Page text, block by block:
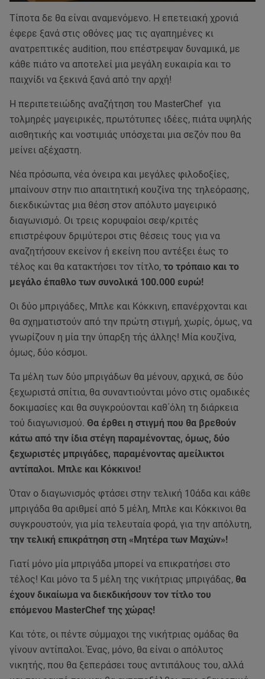
Τίποτα δε θα είναι αναμενόμενο. Η επετειακή χρονιά
έφερε ξανά στις οθόνες μας τις αγαπημένες κι
ανατρεπτικές audition, που επέστρεψαν δυναμικά, με
κάθε πιάτο να αποτελεί μια μεγάλη ευκαιρία και το
παιχνίδι να ξεκινά ξανά από την αρχή!
Η περιπετειώδης αναζήτηση του MasterChef για
τολμηρές μαγειρικές, πρωτότυπες ιδέες, πιάτα υψηλής
αισθητικής και νοστιμιάς υπόσχεται μια σεζόν που θα
μείνει αξέχαστη.
Νέα πρόσωπα, νέα όνειρα και μεγάλες φιλοδοξίες,
μπαίνουν στην πιο απαιτητική κουζίνα της τηλεόρασης,
διεκδικώντας μια θέση στον απόλυτο μαγειρικό
διαγωνισμό. Οι τρεις κορυφαίοι σεφ/κριτές
επιστρέφουν δριμύτεροι στις θέσεις τους για να
αναζητήσουν εκείνον ή εκείνη που αντέξει έως το
τέλος και θα κατακτήσει τον τίτλο, το τρόπαιo και το
μεγάλο έπαθλο των συνολικά 100.000 ευρώ!
Οι δύο μπριγάδες, Μπλε και Κόκκινη, επανέρχονται και
θα σχηματιστούν από την πρώτη στιγμή, χωρίς, όμως, να
γνωρίζουν η μία την ύπαρξη τής άλλης! Μία κουζίνα,
όμως, δύο κόσμοι.
Τα μέλη των δύο μπριγάδων θα μένουν, αρχικά, σε δύο
ξεχωριστά σπίτια, θα συναντιούνται μόνο στις ομαδικές
δοκιμασίες και θα συγκρούονται καθ΄όλη τη διάρκεια
τού διαγωνισμού. Θα έρθει η στιγμή που θα βρεθούν
κάτω από την ίδια στέγη παραμένοντας, όμως, δύο
ξεχωριστές μπριγάδες, παραμένοντας αμείλικτοι
αντίπαλοι. Μπλε και Κόκκινοι!
Όταν ο διαγωνισμός φτάσει στην τελική 10άδα και κάθε
μπριγάδα θα αριθμεί από 5 μέλη, Μπλε και Κόκκινοι θα
συγκρουστούν, για μία τελευταία φορά, για την απόλυτη,
την τελική επικράτηση στη «Μητέρα των Μαχών»!
Γιατί μόνο μία μπριγάδα μπορεί να επικρατήσει στο
τέλος! Και μόνο τα 5 μέλη της νικήτριας μπριγάδας, θα
έχουν δικαίωμα να διεκδικήσουν τον τίτλο του
επόμενου MasterChef της χώρας!
Και τότε, οι πέντε σύμμαχοι της νικήτριας ομάδας θα
γίνουν αντίπαλοι. Ένας, μόνο, θα είναι ο απόλυτος
νικητής, που θα ξεπεράσει τους αντιπάλους του, αλλά